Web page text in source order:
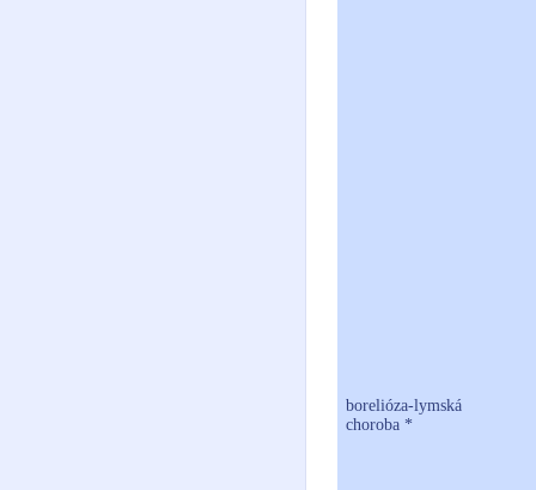
borelióza-lymská
choroba *